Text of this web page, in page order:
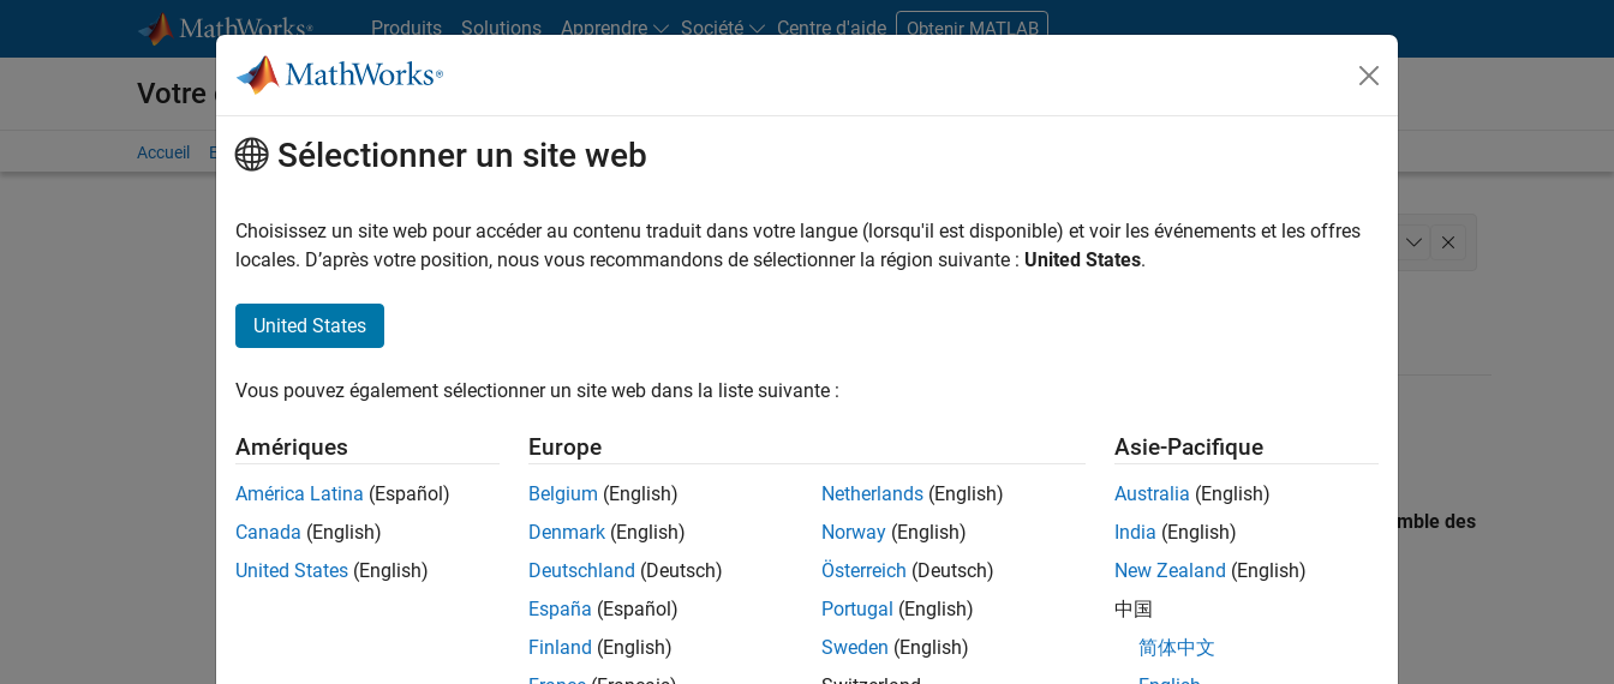
Produits Solutions Apprendre Société Centre d'aide Obtenir MATLAB
Votre carrière chez MathWorks
Accueil Explorer nos opportunités Adresses de nos bureaux Étudiants et carrières
FILTRER PAR Programme destiné aux nouvelles carrières (EDG) Globalisation Développement de produits Ingénierie de la qualité
Les descriptions de poste n’ont pas toutes été traduites. Effectuez une recherche par lieu pour trouver l’ensemble des
opportunités de votre région.
Senior Software Quality Engineer
Senior Software Quality Engineer
FR-Meudon| Ingénierie de la qualité | Expérimenté(e)
Sélectionner un site web
Choisissez un site web pour accéder au contenu traduit dans votre langue (lorsqu'il est disponible) et voir les événements et les offres
locales. D’après votre position, nous vous recommandons de sélectionner la région suivante : United States.
United States
Vous pouvez également sélectionner un site web dans la liste suivante :
Amériques
América Latina (Español)
Canada (English)
United States (English)
Europe
Belgium (English)
Denmark (English)
Deutschland (Deutsch)
España (Español)
Finland (English)
Netherlands (English)
Norway (English)
Österreich (Deutsch)
Portugal (English)
Sweden (English)
Asie-Pacifique
Australia (English)
India (English)
New Zealand (English)
中国
简体中文